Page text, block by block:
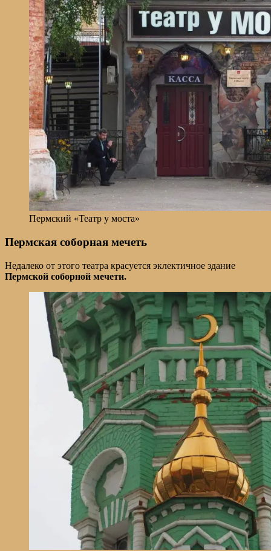
Пермский «Театр у моста»
Пермская соборная мечеть
Недалеко от этого театра красуется эклектичное здание
Пермской соборной мечети.